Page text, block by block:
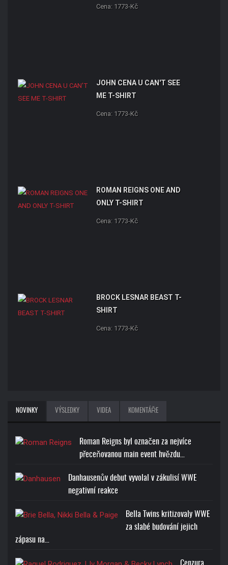
Cena: 1773-Kč
JOHN CENA U CAN'T SEE
ME T-SHIRT
Cena: 1773-Kč
ROMAN REIGNS ONE AND
ONLY T-SHIRT
Cena: 1773-Kč
BROCK LESNAR BEAST T-
SHIRT
Cena: 1773-Kč
NOVINKY VÝSLEDKY VIDEA KOMENTÁŘE
Roman Reigns byl označen za nejvíce
přeceňovanou main event hvězdu…
Danhausenův debut vyvolal v zákulisí WWE
negativní reakce
Bella Twins kritizovaly WWE
za slabé budování jejich
zápasu na…